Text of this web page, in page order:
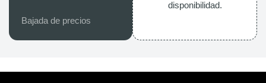
Bajada de precios
disponibilidad.